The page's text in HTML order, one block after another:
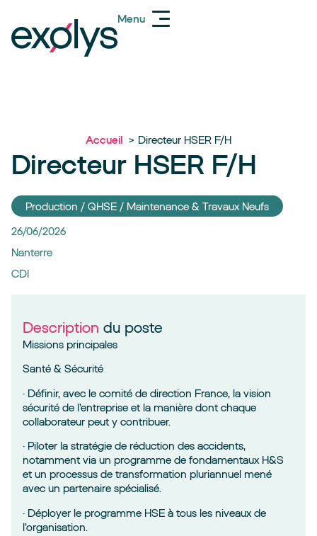
Menu
Accueil Directeur HSER F/H
Directeur HSER F/H
Production / QHSE / Maintenance & Travaux Neufs
26/06/2026
Nanterre
CDI
Description du poste
Missions principales
Santé & Sécurité
· Définir, avec le comité de direction France, la vision
sécurité de l’entreprise et la manière dont chaque
collaborateur peut y contribuer.
· Piloter la stratégie de réduction des accidents,
notamment via un programme de fondamentaux H&S
et un processus de transformation pluriannuel mené
avec un partenaire spécialisé.
· Déployer le programme HSE à tous les niveaux de
l’organisation.